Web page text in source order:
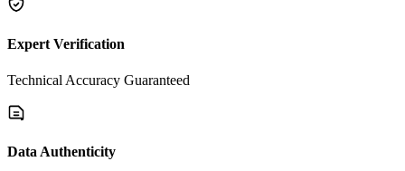
Expert Verification
Technical Accuracy Guaranteed
Data Authenticity